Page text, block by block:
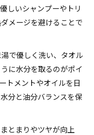
しいシャンプーやトリ
メージを避けることで
で優しく洗い、タオル
に水分を取るのがポイ
トメントやオイルを日
分と油分バランスを保
とまりやツヤが向上